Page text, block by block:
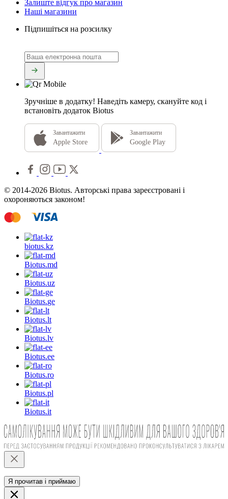
Залиште відгук про магазин
Наші магазини
Підпишіться на розсилку
Зручніше в додатку! Наведіть камеру, скануйте код і
встановіть додаток Biotus
Завантажити
Apple Store
Завантажити
Google Play
© 2014-2026 Biotus. Авторські права зареєстровані і
охороняються законом!
biotus.kz
Biotus.md
Biotus.uz
Biotus.ge
Biotus.lt
Biotus.lv
Biotus.ee
Biotus.ro
Biotus.pl
Biotus.it
Я прочитав і приймаю